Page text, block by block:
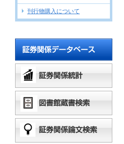
刊行物購入について